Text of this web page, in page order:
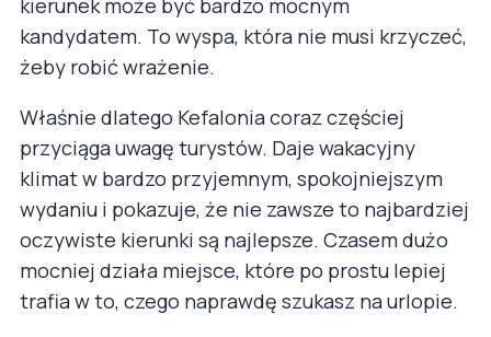
kierunek może być bardzo mocnym
kandydatem. To wyspa, która nie musi krzyczeć,
żeby robić wrażenie.
Właśnie dlatego Kefalonia coraz częściej
przyciąga uwagę turystów. Daje wakacyjny
klimat w bardzo przyjemnym, spokojniejszym
wydaniu i pokazuje, że nie zawsze to najbardziej
oczywiste kierunki są najlepsze. Czasem dużo
mocniej działa miejsce, które po prostu lepiej
trafia w to, czego naprawdę szukasz na urlopie.